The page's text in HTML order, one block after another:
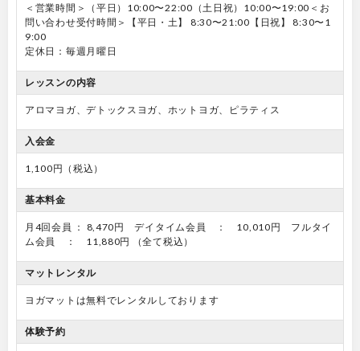
＜営業時間＞（平日）10:00〜22:00（土日祝）10:00〜19:00＜お
問い合わせ受付時間＞【平日・土】 8:30〜21:00【日祝】 8:30〜1
9:00
定休日：毎週月曜日
レッスンの内容
アロマヨガ、デトックスヨガ、ホットヨガ、ピラティス
入会金
1,100円（税込）
基本料金
月4回会員 ： 8,470円 デイタイム会員 ： 10,010円 フルタイ
ム会員 ： 11,880円 （全て税込）
マットレンタル
ヨガマットは無料でレンタルしております
体験予約